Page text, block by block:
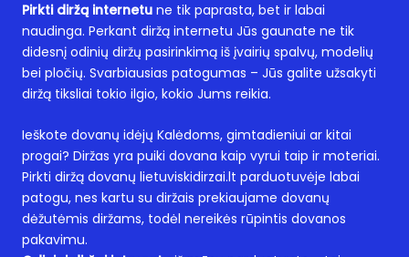
Pirkti diržą internetu ne tik paprasta, bet ir labai
naudinga. Perkant diržą internetu Jūs gaunate ne tik
didesnį odinių diržų pasirinkimą iš įvairių spalvų, modelių
bei pločių. Svarbiausias patogumas – Jūs galite užsakyti
diržą tiksliai tokio ilgio, kokio Jums reikia.
Ieškote dovanų idėjų Kalėdoms, gimtadieniui ar kitai
progai? Diržas yra puiki dovana kaip vyrui taip ir moteriai.
Pirkti diržą dovanų lietuviskidirzai.lt parduotuvėje labai
patogu, nes kartu su diržais prekiaujame dovanų
dėžutėmis diržams, todėl nereikės rūpintis dovanos
pakavimu.